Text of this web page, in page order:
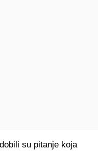
su pitanje koja